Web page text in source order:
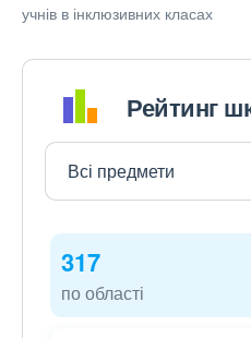
учнів в інклюзивних класах
Рейтинг
317
по області